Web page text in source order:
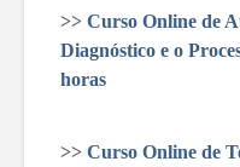
>> Curso Online de
Diagnóstico e o
horas
>> Curso Online de